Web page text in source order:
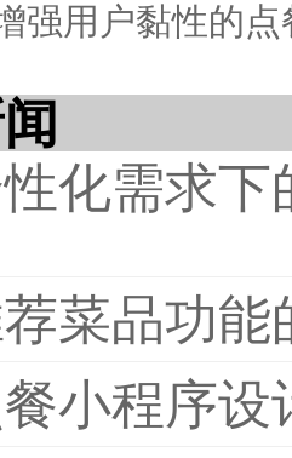
强用户黏性的
化需求
菜品功
小程序设